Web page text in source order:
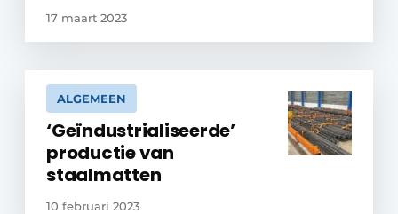
17 maart 2023
ALGEMEEN
‘Geïndustrialiseerde’
productie van
staalmatten
10 februari 2023